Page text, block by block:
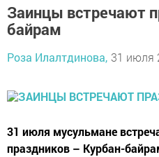
Заинцы встречают
байрам
Роза Илалтдинова, 31 июля
31 июля мусульмане
праздников – Курбан-